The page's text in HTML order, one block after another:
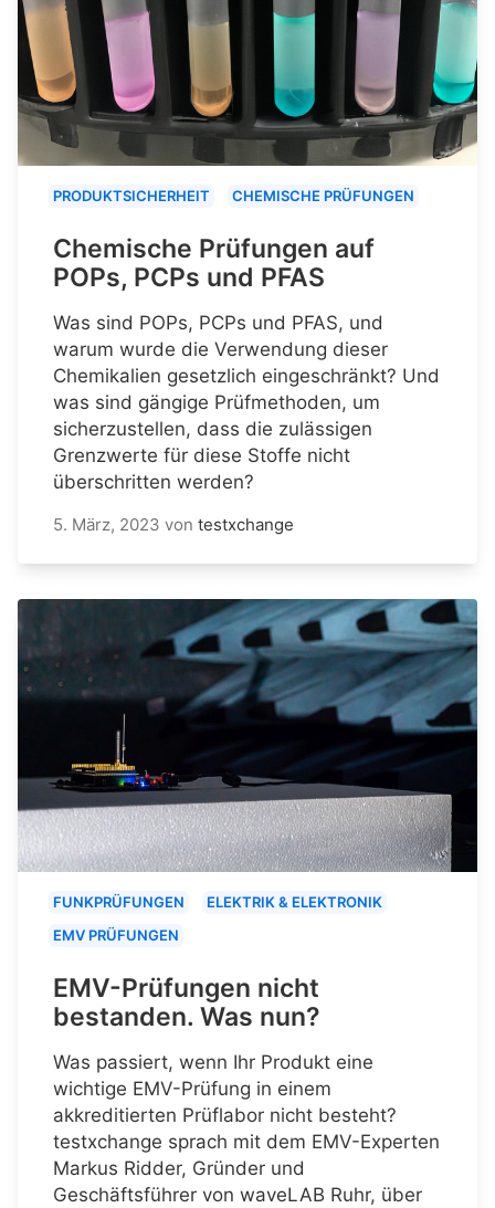
PRODUKTSICHERHEIT CHEMISCHE PRÜFUNGEN
Chemische Prüfungen auf
POPs, PCPs und PFAS
Was sind POPs, PCPs und PFAS, und
warum wurde die Verwendung dieser
Chemikalien gesetzlich eingeschränkt? Und
was sind gängige Prüfmethoden, um
sicherzustellen, dass die zulässigen
Grenzwerte für diese Stoffe nicht
überschritten werden?
5. März, 2023 von testxchange
FUNKPRÜFUNGEN
ELEKTRIK & ELEKTRONIK
EMV PRÜFUNGEN
EMV-Prüfungen nicht
bestanden. Was nun?
Was passiert, wenn Ihr Produkt eine
wichtige EMV-Prüfung in einem
akkreditierten Prüflabor nicht besteht?
testxchange sprach mit dem EMV-Experten
Markus Ridder, Gründer und
Geschäftsführer von waveLAB Ruhr, über